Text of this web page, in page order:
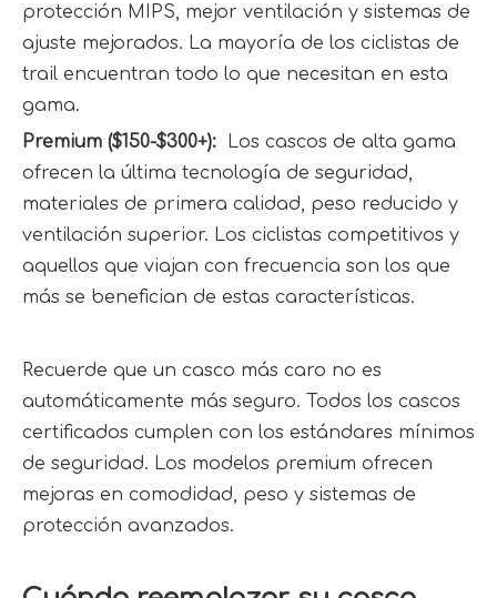
protección MIPS, mejor ventilación y sistemas de
ajuste mejorados. La mayoría de los ciclistas de
trail encuentran todo lo que necesitan en esta
gama.
Premium ($150-$300+):
Los cascos de alta gama
ofrecen la última tecnología de seguridad,
materiales de primera calidad, peso reducido y
ventilación superior. Los ciclistas competitivos y
aquellos que viajan con frecuencia son los que
más se benefician de estas características.
Recuerde que un casco más caro no es
automáticamente más seguro. Todos los cascos
certificados cumplen con los estándares mínimos
de seguridad. Los modelos premium ofrecen
mejoras en comodidad, peso y sistemas de
protección avanzados.